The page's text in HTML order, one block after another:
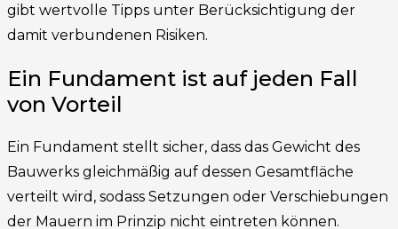
gibt wertvolle Tipps unter Berücksichtigung der
damit verbundenen Risiken.
Ein Fundament ist auf jeden Fall
von Vorteil
Ein Fundament stellt sicher, dass das Gewicht des
Bauwerks gleichmäßig auf dessen Gesamtfläche
verteilt wird, sodass Setzungen oder Verschiebungen
der Mauern im Prinzip nicht eintreten können.